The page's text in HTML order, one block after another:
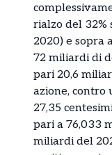
rialzo del 32%
2020) e sopra
72 miliardi di
pari 20,6
azione, contro
27,35
pari a 76,033
miliardi del